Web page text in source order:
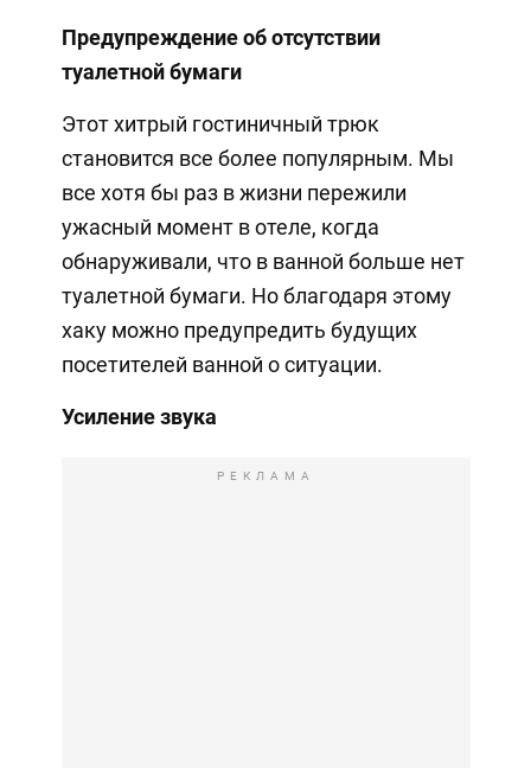
Предупреждение об отсутствии
туалетной бумаги
Этот хитрый гостиничный трюк
становится все более популярным. Мы
все хотя бы раз в жизни пережили
ужасный момент в отеле, когда
обнаруживали, что в ванной больше нет
туалетной бумаги. Но благодаря этому
хаку можно предупредить будущих
посетителей ванной о ситуации.
Усиление звука
РЕКЛАМА